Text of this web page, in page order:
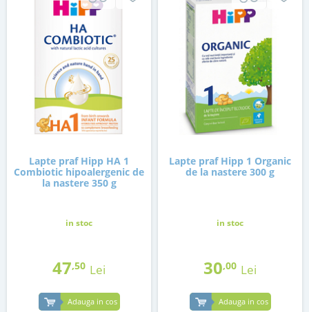
Lapte praf Hipp HA 1
Combiotic hipoalergenic de
la nastere 350 g
in stoc
47,50 Lei
Adauga in cos
Lapte praf Hipp 1 Organic
de la nastere 300 g
in stoc
30,00 Lei
Adauga in cos